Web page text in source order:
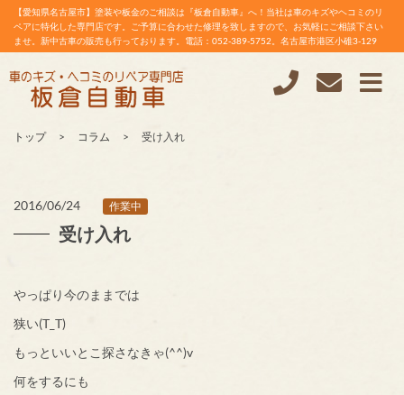
【愛知県名古屋市】塗装や板金のご相談は『板倉自動車』へ！当社は車のキズやヘコミのリ
ペアに特化した専門店です。ご予算に合わせた修理を致しますので、お気軽にご相談下さい
ませ。新中古車の販売も行っております。電話：052-389-5752。名古屋市港区小碓3-129
トップ コラム 受け入れ
2016/06/24 作業中
受け入れ
やっぱり今のままでは
狭い(T_T)
もっといいとこ探さなきゃ(^^)v
何をするにも